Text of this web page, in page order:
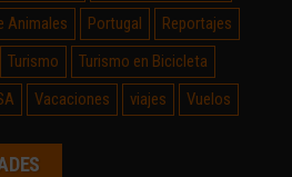
Animales
Portugal
Reportajes
Turismo
Turismo en Bicicleta
Vacaciones viajes Vuelos